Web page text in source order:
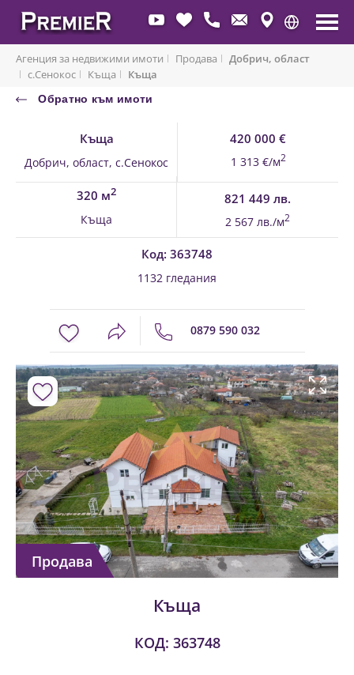
Агенция за недвижими имоти Продава
Добрич, област
с.Сенокос
Къща Къща
Обратно към имоти
Къща
Добрич, област, с.Сенокос
420 000 €
1 313 €/м2
821 449 лв.
2 567 лв./м2
320 м2
Къща
Код: 363748
1132 гледания
0879 590 032
Продава
Къща
КОД: 363748